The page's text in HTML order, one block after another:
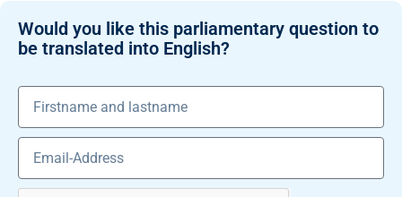
Would you like this parliamentary question to
be translated into English?